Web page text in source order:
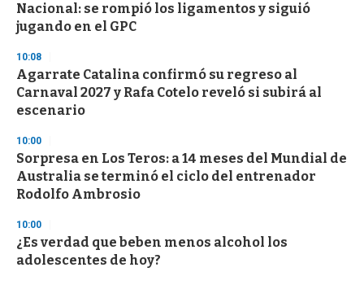
Nacional: se rompió los ligamentos y siguió
jugando en el GPC
10:08
Agarrate Catalina confirmó su regreso al
Carnaval 2027 y Rafa Cotelo reveló si subirá al
escenario
10:00
Sorpresa en Los Teros: a 14 meses del Mundial de
Australia se terminó el ciclo del entrenador
Rodolfo Ambrosio
10:00
¿Es verdad que beben menos alcohol los
adolescentes de hoy?